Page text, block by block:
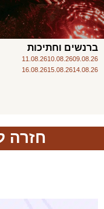
ברנשים וחתיכות
09.08.26
10.08.26
11.08.26
14.08.26
15.08.26
16.08.26
חזרה